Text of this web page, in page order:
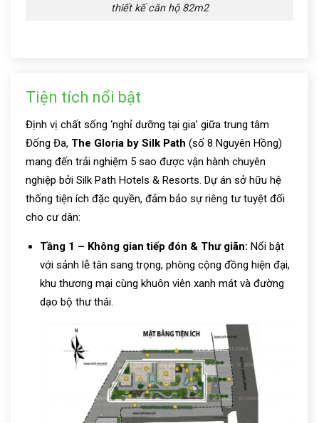
thiết kế căn hộ 82m2
Tiện tích nổi bật
Định vị chất sống ‘nghỉ dưỡng tại gia’ giữa trung tâm
Đống Đa, The Gloria by Silk Path (số 8 Nguyên Hồng)
mang đến trải nghiệm 5 sao được vận hành chuyên
nghiệp bởi Silk Path Hotels & Resorts. Dự án sở hữu hệ
thống tiện ích đặc quyền, đảm bảo sự riêng tư tuyệt đối
cho cư dân:
Tầng 1 – Không gian tiếp đón & Thư giãn: Nổi bật
với sảnh lễ tân sang trọng, phòng cộng đồng hiện đại,
khu thương mại cùng khuôn viên xanh mát và đường
dạo bộ thư thái.